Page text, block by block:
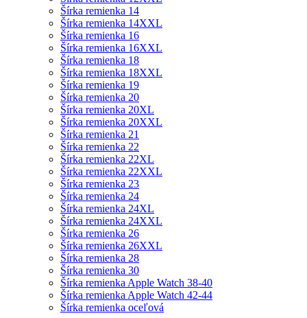
Šírka remienka 14
Šírka remienka 14XXL
Šírka remienka 16
Šírka remienka 16XXL
Šírka remienka 18
Šírka remienka 18XXL
Šírka remienka 19
Šírka remienka 20
Šírka remienka 20XL
Šírka remienka 20XXL
Šírka remienka 21
Šírka remienka 22
Šírka remienka 22XL
Šírka remienka 22XXL
Šírka remienka 23
Šírka remienka 24
Šírka remienka 24XL
Šírka remienka 24XXL
Šírka remienka 26
Šírka remienka 26XXL
Šírka remienka 28
Šírka remienka 30
Šírka remienka Apple Watch 38-40
Šírka remienka Apple Watch 42-44
Šírka remienka oceľová